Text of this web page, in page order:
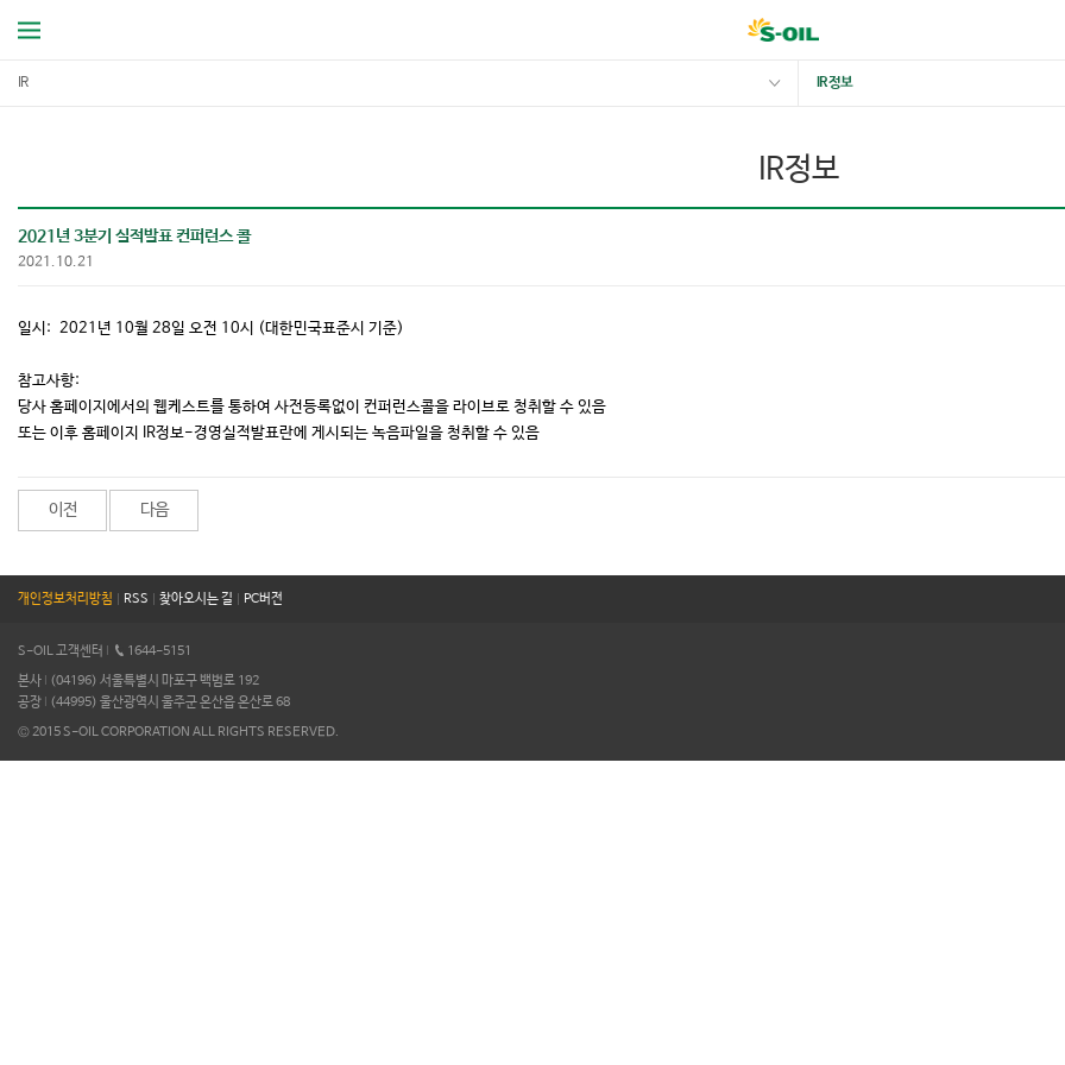
IR IR 정보
IR정보
2021년 3분기 실적발표 컨퍼런스 콜
2021.10.21
일시: 2021년 10월 28일 오전 10시 (대한민국표준시 기준)
참고사항:
당사 홈페이지에서의 웹케스트를 통하여 사전등록없이 컨퍼런스콜을 라이브로 청취할 수 있음
또는 이후 홈페이지 IR정보-경영실적발표란에 게시되는 녹음파일을 청취할 수 있음
이전 다음
개인정보처리방침 RSS 찾아오시는 길 PC버전
S-OIL 고객센터 1644-5151
본사
(04196) 서울특별시 마포구 백범로 192
공장
(44995) 울산광역시 울주군 온산읍 온산로 68
© 2015 S-OIL CORPORATION ALL RIGHTS RESERVED.